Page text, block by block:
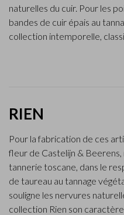
naturelles du cuir. Pour les
bandes de cuir épais au
collection intemporelle,
RIEN
Pour la fabrication de ces
fleur de Castelijn & Beerens,
tannerie toscane, dans le
de taureau au tannage
souligne les nervures
collection Rien son